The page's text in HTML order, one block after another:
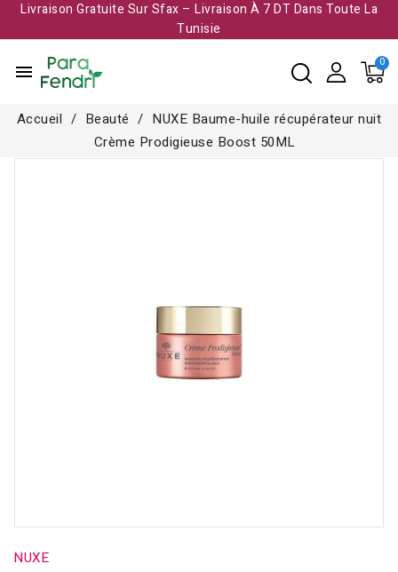
Livraison Gratuite Sur Sfax – Livraison À 7 DT Dans Toute La
Tunisie​
menu
Accueil Beauté
NUXE Baume-huile récupérateur nuit
Crème Prodigieuse Boost 50ML
NUXE